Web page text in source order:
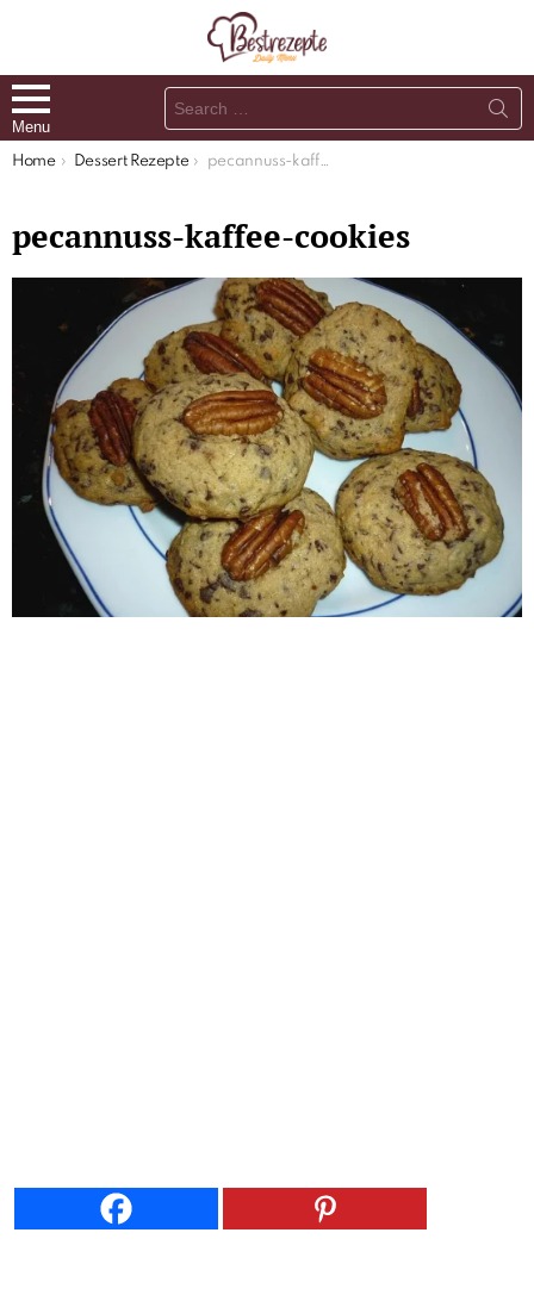
Menu
Search
for:
You are here:
Home Dessert Rezepte pecannuss-kaffee-cookies
pecannuss-kaffee-cookies